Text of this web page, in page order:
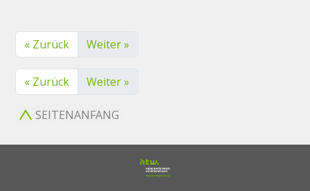
« Zurück Weiter »
« Zurück Weiter »
SEITENANFANG